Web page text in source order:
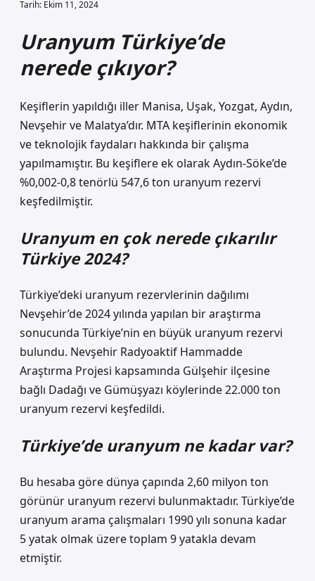
Tarih: Ekim 11, 2024
Uranyum Türkiye’de
nerede çıkıyor?
Keşiflerin yapıldığı iller Manisa, Uşak, Yozgat, Aydın,
Nevşehir ve Malatya’dır. MTA keşiflerinin ekonomik
ve teknolojik faydaları hakkında bir çalışma
yapılmamıştır. Bu keşiflere ek olarak Aydın-Söke’de
%0,002-0,8 tenörlü 547,6 ton uranyum rezervi
keşfedilmiştir.
Uranyum en çok nerede çıkarılır
Türkiye 2024?
Türkiye’deki uranyum rezervlerinin dağılımı
Nevşehir’de 2024 yılında yapılan bir araştırma
sonucunda Türkiye’nin en büyük uranyum rezervi
bulundu. Nevşehir Radyoaktif Hammadde
Araştırma Projesi kapsamında Gülşehir ilçesine
bağlı Dadağı ve Gümüşyazı köylerinde 22.000 ton
uranyum rezervi keşfedildi.
Türkiye’de uranyum ne kadar var?
Bu hesaba göre dünya çapında 2,60 milyon ton
görünür uranyum rezervi bulunmaktadır. Türkiye’de
uranyum arama çalışmaları 1990 yılı sonuna kadar
5 yatak olmak üzere toplam 9 yatakla devam
etmiştir.